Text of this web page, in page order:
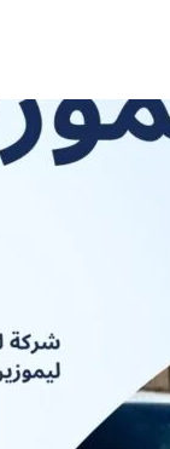
كوم – عروض